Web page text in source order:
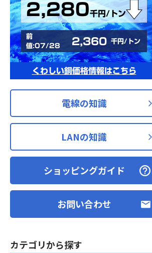
2,280千円/トン
前
値:07/28
2,360 千円/トン
くわしい銅価格情報はこちら
電線の知識
LANの知識
ショッピングガイド
お問い合わせ
カテゴリから探す